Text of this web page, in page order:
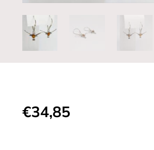
€34,85